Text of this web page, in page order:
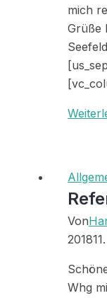
mich
Grüße
Von
2018
Whg